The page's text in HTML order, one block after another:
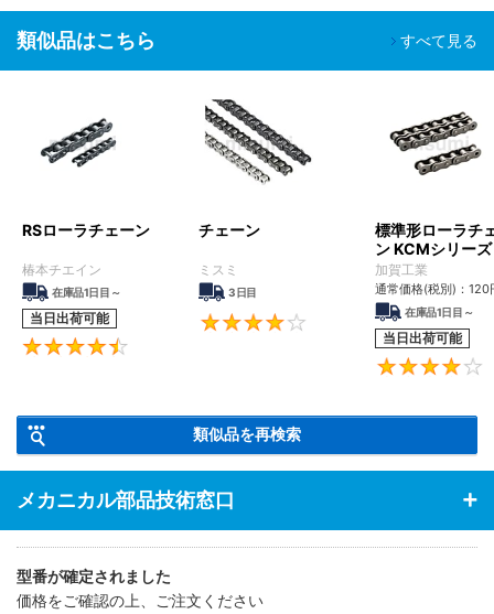
類似品はこちら すべて見る
RSローラチェーン
椿本チエイン
在庫品1日目～
当日出荷可能
チェーン
ミスミ
3日目
4.1
標準形ローラチ
ン KCMシリーズ
加賀工業
通常価格(税別)： 120
在庫品1日目～
当日出荷可能
類似品を再検索
メカニカル部品技術窓口
型番が確定されました
価格をご確認の上、ご注文ください